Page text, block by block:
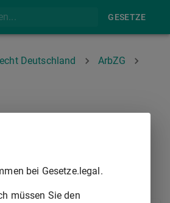
GESETZE
Deutschland
ArbZG
bei Gesetze.legal.
müssen Sie den